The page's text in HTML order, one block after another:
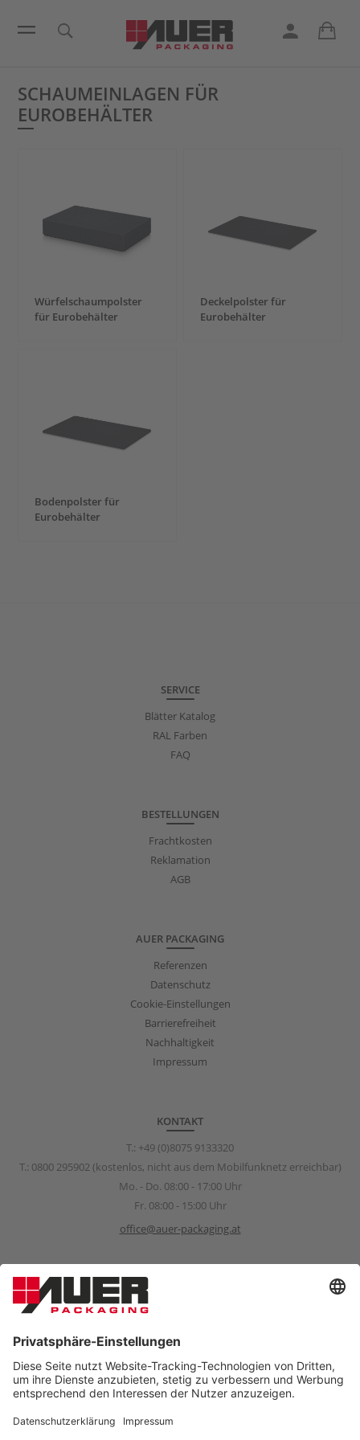
SCHAUMEINLAGEN FÜR
EUROBEHÄLTER
Würfelschaumpolster
für Eurobehälter
Deckelpolster für
Eurobehälter
Bodenpolster für
Eurobehälter
SERVICE
Blätter Katalog
RAL Farben
FAQ
BESTELLUNGEN
Frachtkosten
Reklamation
AGB
AUER PACKAGING
Referenzen
Datenschutz
Cookie-Einstellungen
Barrierefreiheit
Nachhaltigkeit
Impressum
KONTAKT
T.: +49 (0)8075 9133320
T.: 0800 295902(kostenlos, nicht aus dem Mobilfunknetz erreichbar)
Mo. - Do. 08:00 - 17:00 Uhr
Fr. 08:00 - 15:00 Uhr
office@auer-packaging.at
Sponsoring Anfragen
sponsoring@auer-packaging.com